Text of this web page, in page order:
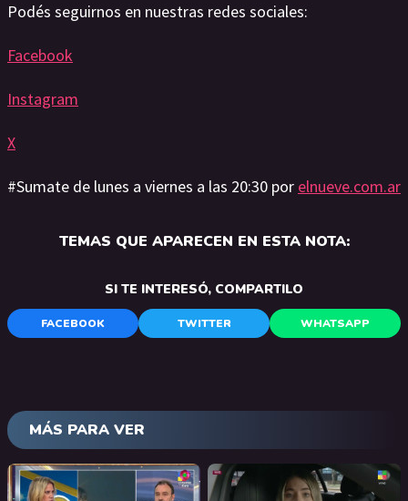
Podés seguirnos en nuestras redes sociales:
Facebook
Instagram
X
#Sumate de lunes a viernes a las 20:30 por elnueve.com.ar
TEMAS QUE APARECEN EN ESTA NOTA:
SI TE INTERESÓ, COMPARTILO
FACEBOOK TWITTER WHATSAPP
MÁS PARA VER